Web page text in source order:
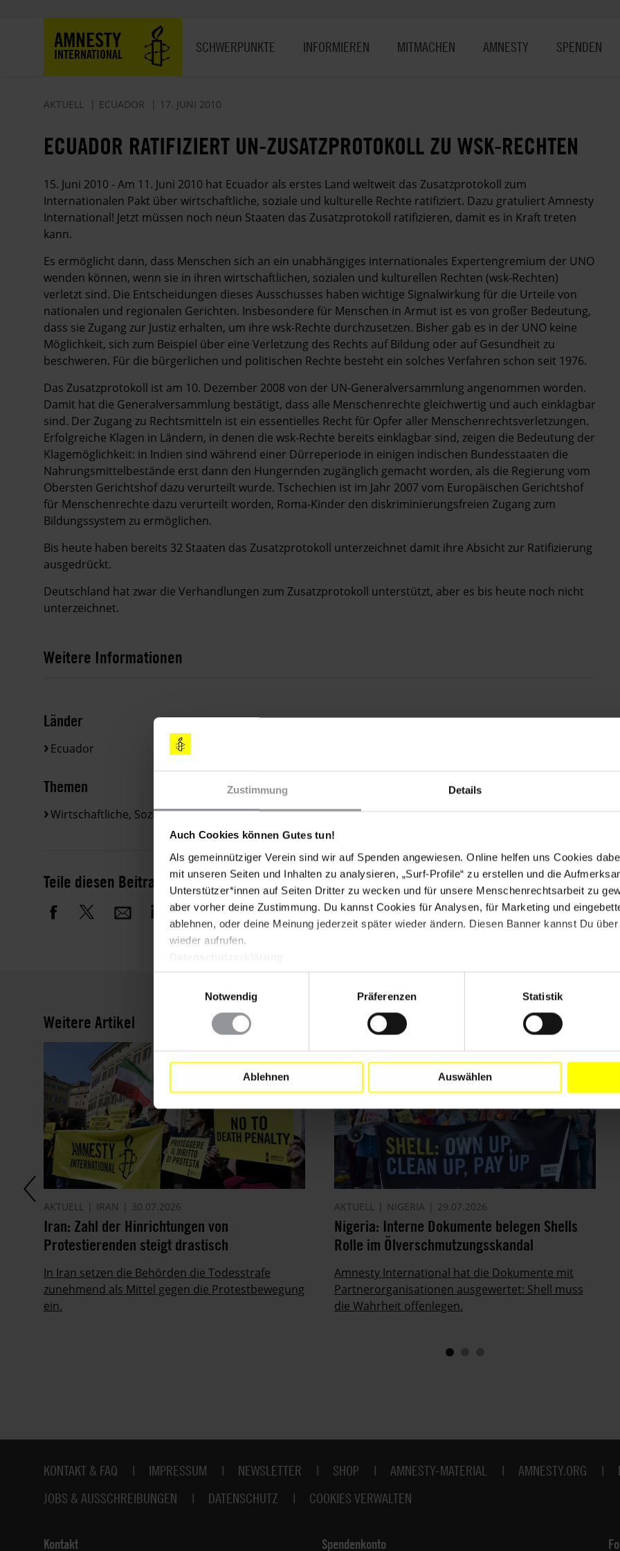
Zustimmung Details
Auch Cookies können Gutes tun!
Als gemeinnütziger Verein sind wir auf Spenden angewiesen. Online helfen uns Cookies
mit unseren Seiten und Inhalten zu analysieren, „Surf-Profile“ zu erstellen und die
Unterstützer*innen auf Seiten Dritter zu wecken und für unsere Menschenrechtsarbeit zu
aber vorher deine Zustimmung. Du kannst Cookies für Analysen, für Marketing und
ablehnen, oder deine Meinung jederzeit später wieder ändern. Diesen Banner kannst Du
wieder aufrufen.
Notwendig
Präferenzen Statistik
Ablehnen Auswählen
AMNESTY
INTERNATIONAL SCHWERPUNKTE INFORMIEREN MITMACHEN AMNESTY SPENDEN
AKTUELL ECUADOR 17. JUNI 2010
ECUADOR RATIFIZIERT UN-ZUSATZPROTOKOLL ZU WSK-RECHTEN
15. Juni 2010 - Am 11. Juni 2010 hat Ecuador als erstes Land weltweit das Zusatzprotokoll zum
Internationalen Pakt über wirtschaftliche, soziale und kulturelle Rechte ratifiziert. Dazu gratuliert Amnesty
International! Jetzt müssen noch neun Staaten das Zusatzprotokoll ratifizieren, damit es in Kraft treten
kann.
Es ermöglicht dann, dass Menschen sich an ein unabhängiges internationales Expertengremium der UNO
wenden können, wenn sie in ihren wirtschaftlichen, sozialen und kulturellen Rechten (wsk-Rechten)
verletzt sind. Die Entscheidungen dieses Ausschusses haben wichtige Signalwirkung für die Urteile von
nationalen und regionalen Gerichten. Insbesondere für Menschen in Armut ist es von großer Bedeutung,
dass sie Zugang zur Justiz erhalten, um ihre wsk-Rechte durchzusetzen. Bisher gab es in der UNO keine
Möglichkeit, sich zum Beispiel über eine Verletzung des Rechts auf Bildung oder auf Gesundheit zu
beschweren. Für die bürgerlichen und politischen Rechte besteht ein solches Verfahren schon seit 1976.
Das Zusatzprotokoll ist am 10. Dezember 2008 von der UN-Generalversammlung angenommen worden.
Damit hat die Generalversammlung bestätigt, dass alle Menschenrechte gleichwertig und auch einklagbar
sind. Der Zugang zu Rechtsmitteln ist ein essentielles Recht für Opfer aller Menschenrechtsverletzungen.
Erfolgreiche Klagen in Ländern, in denen die wsk-Rechte bereits einklagbar sind, zeigen die Bedeutung der
Klagemöglichkeit: in Indien sind während einer Dürreperiode in einigen indischen Bundesstaaten die
Nahrungsmittelbestände erst dann den Hungernden zugänglich gemacht worden, als die Regierung vom
Obersten Gerichtshof dazu verurteilt wurde. Tschechien ist im Jahr 2007 vom Europäischen Gerichtshof
für Menschenrechte dazu verurteilt worden, Roma-Kinder den diskriminierungsfreien Zugang zum
Bildungssystem zu ermöglichen.
Bis heute haben bereits 32 Staaten das Zusatzprotokoll unterzeichnet damit ihre Absicht zur Ratifizierung
ausgedrückt.
Deutschland hat zwar die Verhandlungen zum Zusatzprotokoll unterstützt, aber es bis heute noch nicht
unterzeichnet.
Weitere Informationen
Länder
Ecuador
Themen
Wirtschaftliche, Soziale & Kulturelle Rechte
Teile diesen Beitrag
Drucken
Weitere Artikel
AKTUELL IRAN 30.07.2026
Iran: Zahl der Hinrichtungen von
Protestierenden steigt drastisch
In Iran setzen die Behörden die Todesstrafe
zunehmend als Mittel gegen die Protestbewegung
ein.
AKTUELL NIGERIA 29.07.2026
Nigeria: Interne Dokumente belegen Shells
Rolle im Ölverschmutzungsskandal
Amnesty International hat die Dokumente mit
Partnerorganisationen ausgewertet: Shell muss
die Wahrheit offenlegen.
Fußbereich
KONTAKT & FAQ IMPRESSUM NEWSLETTER SHOP AMNESTY-MATERIAL AMNESTY.ORG
JOBS & AUSSCHREIBUNGEN
DATENSCHUTZ COOKIES VERWALTEN
Kontakt Spendenkonto